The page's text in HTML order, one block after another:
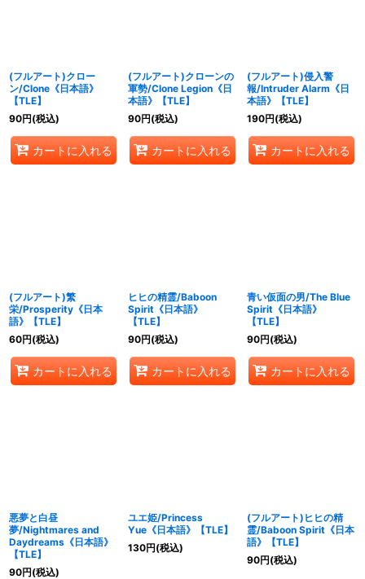
(フルアート)クロー
ン/Clone《日本語》
【TLE】
90円(税込)
カートに入れる
(フルアート)クローンの
軍勢/Clone Legion《日
本語》【TLE】
90円(税込)
カートに入れる
(フルアート)侵入警
報/Intruder Alarm《日
本語》【TLE】
190円(税込)
カートに入れる
(フルアート)繁
栄/Prosperity《日本
語》【TLE】
60円(税込)
カートに入れる
ヒヒの精霊/Baboon
Spirit《日本語》
【TLE】
90円(税込)
カートに入れる
青い仮面の男/The Blue
Spirit《日本語》
【TLE】
90円(税込)
カートに入れる
悪夢と白昼
夢/Nightmares and
Daydreams《日本語》
【TLE】
90円(税込)
ユエ姫/Princess
Yue《日本語》【TLE】
130円(税込)
(フルアート)ヒヒの精
霊/Baboon Spirit《日本
語》【TLE】
90円(税込)